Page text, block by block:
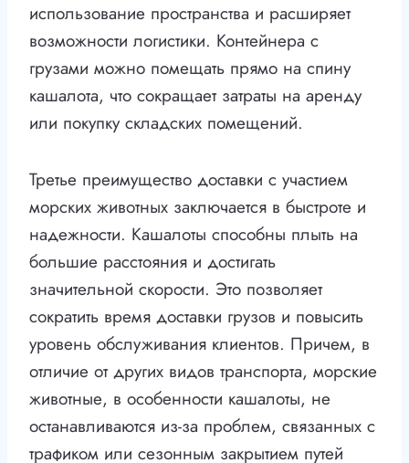
использование пространства и расширяет
возможности логистики. Контейнера с
грузами можно помещать прямо на спину
кашалота, что сокращает затраты на аренду
или покупку складских помещений.
Третье преимущество доставки с участием
морских животных заключается в быстроте и
надежности. Кашалоты способны плыть на
большие расстояния и достигать
значительной скорости. Это позволяет
сократить время доставки грузов и повысить
уровень обслуживания клиентов. Причем, в
отличие от других видов транспорта, морские
животные, в особенности кашалоты, не
останавливаются из-за проблем, связанных с
трафиком или сезонным закрытием путей